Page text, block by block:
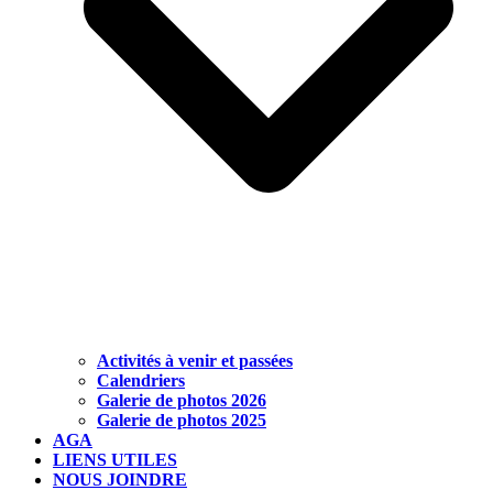
Activités à venir et passées
Calendriers
Galerie de photos 2026
Galerie de photos 2025
AGA
LIENS UTILES
NOUS JOINDRE